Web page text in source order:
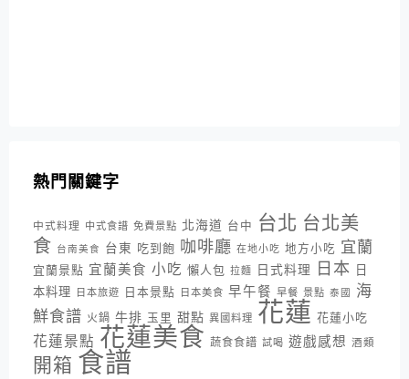
熱門關鍵字
中式料理 中式食譜 免費景點 北海道 台中 台北 台北美
食 台南美食 台東 吃到飽 咖啡廳 在地小吃 地方小吃 宜蘭
宜蘭景點 宜蘭美食 小吃 懶人包 拉麵 日式料理 日本 日
本料理
日本旅遊 日本景點 日本美食 早午餐 早餐 景點 泰國
海
鮮食譜 火鍋 牛排 玉里 甜點 異國料理 花蓮 花蓮小吃
花蓮景點 花蓮美食 蔬食食譜 試喝 遊戲感想 酒類
開箱 食譜